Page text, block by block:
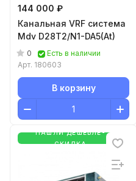
144 000 ₽
Канальная VRF система
Mdv D28T2/N1-DA5(At)
0
Есть в наличии
Арт. 180603
В корзину
НАШЛИ ДЕШЕВЛЕ-
СКИДКА